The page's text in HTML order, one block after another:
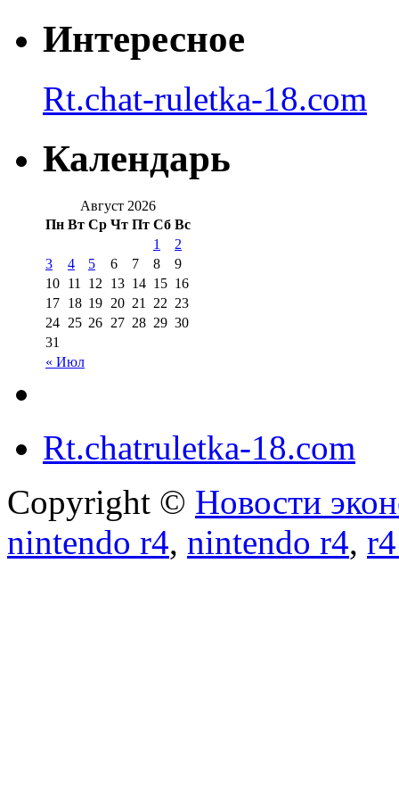
Интересное
Rt.chat-ruletka-18.com
Календарь
Август 2026
Пн Вт Ср Чт Пт Сб Вс
« Июл
1
2
3
4 5 6 7 8
9
10 11 12 13 14 15 16
17 18 19 20 21 22 23
24 25 26 27 28 29 30
31
Rt.chatruletka-18.com
Copyright © Новости
nintendo r4, nintendo r4,